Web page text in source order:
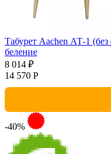
Табурет Aachen АТ-1
беление
8 014 ₽
14 570 Р
-40%